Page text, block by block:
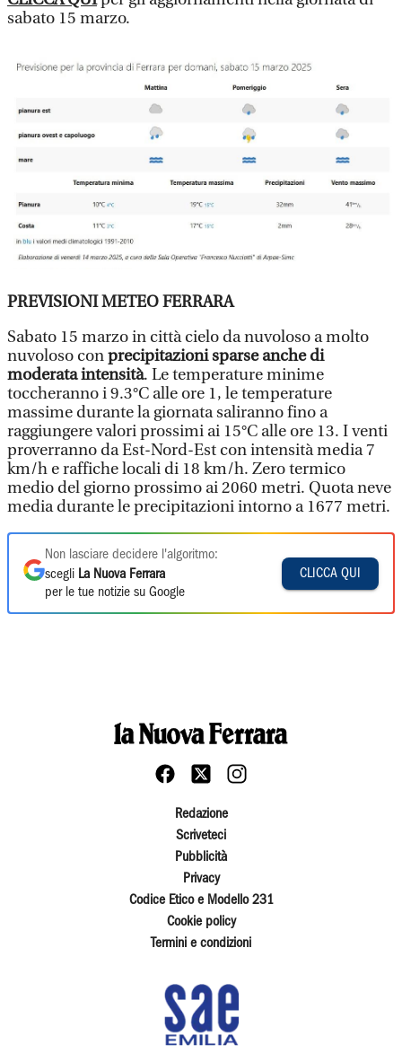
sabato 15 marzo.
PREVISIONI METEO FERRARA
Sabato 15 marzo in città cielo da nuvoloso a molto
nuvoloso conprecipitazioni sparse anche di
moderata intensità. Le temperature minime
toccheranno i 9.3°C alle ore 1, le temperature
massime durante la giornata saliranno fino a
raggiungere valori prossimi ai 15°C alle ore 13. I venti
proverranno da Est-Nord-Est con intensità media 7
km/h e raffiche locali di 18 km/h. Zero termico
medio del giorno prossimo ai 2060 metri. Quota neve
media durante le precipitazioni intorno a 1677 metri.
Non lasciare decidere l'algoritmo:
scegli La Nuova Ferrara
per le tue notizie su Google
CLICCA QUI
Redazione
Scriveteci
Pubblicità
Privacy
Codice Etico e Modello 231
Cookie policy
Termini e condizioni